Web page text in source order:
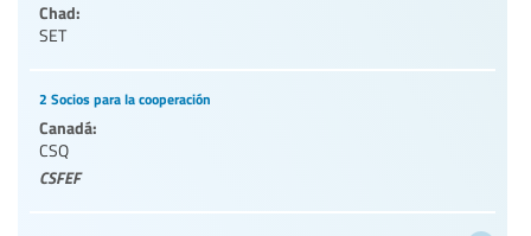
Chad:
SET
2 Socios para la cooperación
Canadá:
CSQ
CSFEF